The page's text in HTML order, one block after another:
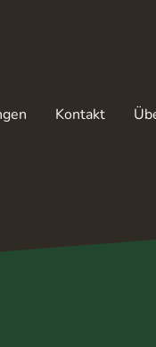
Kontakt